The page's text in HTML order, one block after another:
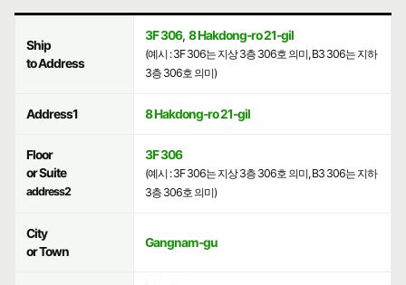
Ship
to Address
3F 306, 8 Hakdong-ro 21-gil
(예시 : 3F 306는 지상 3층 306호 의미, B3 306는 지하
3층 306호 의미)
Address1 8 Hakdong-ro 21-gil
Floor
or Suite
address2
3F 306
(예시 : 3F 306는 지상 3층 306호 의미, B3 306는 지하
3층 306호 의미)
City
or Town
Gangnam-gu